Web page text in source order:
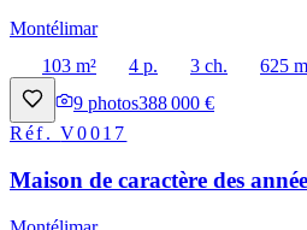
Montélimar
103 m²
4 p. 3 ch.
625
9 photos388 000 €
Réf.V0017
Maison de caractère des